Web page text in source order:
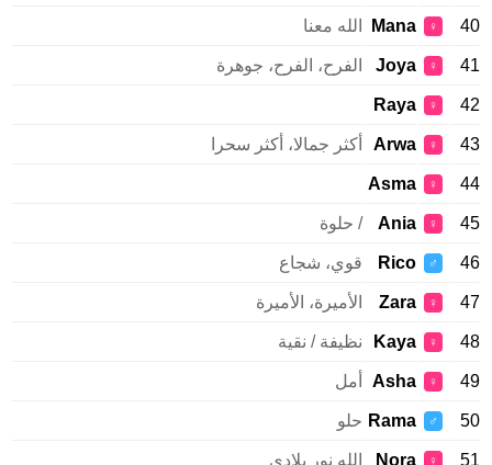
♀
Mana الله معنا
♀
Joya الفرح، الفرح، جوهرة
♀
Raya
♀
Arwa أكثر جمالا، أكثر سحرا
♀
Asma
♀
Ania / حلوة
♂
Rico قوي، شجاع
♀
Zara الأميرة، الأميرة
♀
Kaya نظيفة / نقية
♀
Asha أمل
♂
Rama حلو
♀
Nora الله نور بلادي